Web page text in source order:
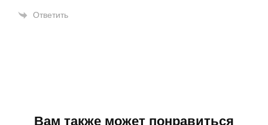
Ответить
Вам также может понравиться